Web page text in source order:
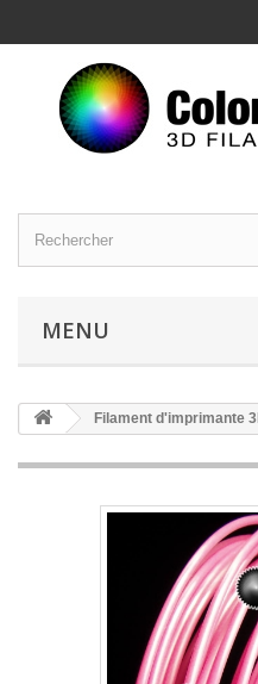
MENU
Filament d'imprimante